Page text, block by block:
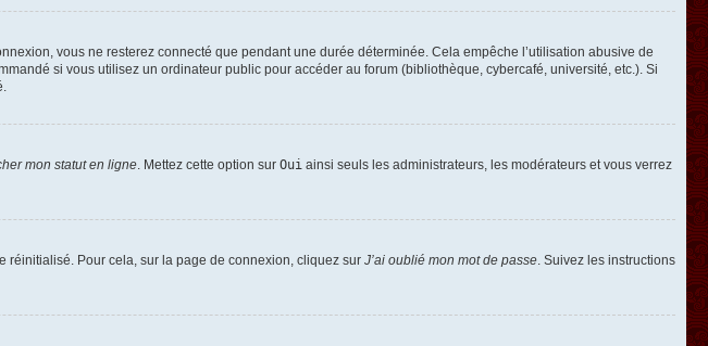
vous ne resterez connecté que pendant une durée déterminée. Cela empêche l’utilisation abusive de
si vous utilisez un ordinateur public pour accéder au forum (bibliothèque, cybercafé, université, etc.). Si
mon statut en ligne . Mettez cette option sur Oui ainsi seuls les administrateurs, les modérateurs et vous verrez
réinitialisé. Pour cela, sur la page de connexion, cliquez sur J’ai oublié mon mot de passe . Suivez les instructions